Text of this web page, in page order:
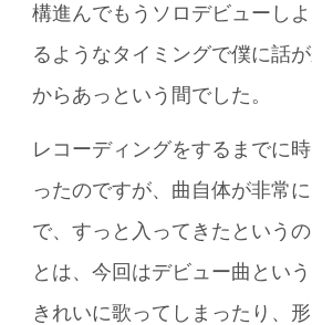
構進んでもうソロデビューし
るようなタイミングで僕に話
からあっという間でした。
レコーディングをするまでに
ったのですが、曲自体が非常
で、すっと入ってきたという
とは、今回はデビュー曲とい
きれいに歌ってしまったり、